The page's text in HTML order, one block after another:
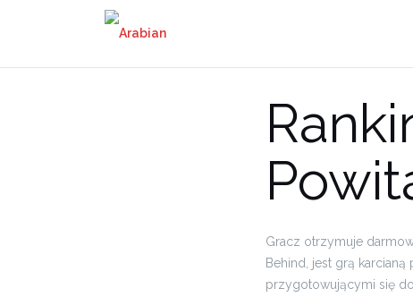
Gracz otrzymuje
Behind, jest grą
przygotowującymi się